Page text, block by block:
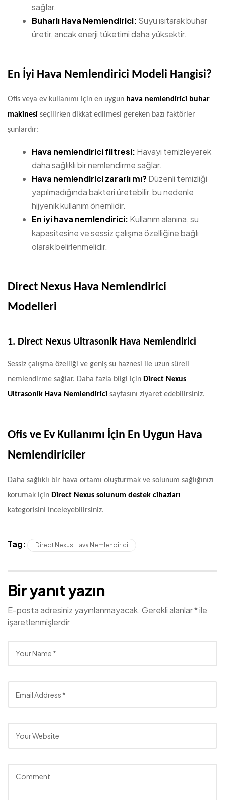
sağlar.
Buharlı Hava Nemlendirici: Suyu ısıtarak buhar
üretir, ancak enerji tüketimi daha yüksektir.
En İyi Hava Nemlendirici Modeli Hangisi?
Ofis veya ev kullanımı için en uygun hava nemlendirici buhar
makinesi seçilirken dikkat edilmesi gereken bazı faktörler
şunlardır:
Hava nemlendirici filtresi: Havayı temizleyerek
daha sağlıklı bir nemlendirme sağlar.
Hava nemlendirici zararlı mı? Düzenli temizliği
yapılmadığında bakteri üretebilir, bu nedenle
hijyenik kullanım önemlidir.
En iyi hava nemlendirici: Kullanım alanına, su
kapasitesine ve sessiz çalışma özelliğine bağlı
olarak belirlenmelidir.
Direct Nexus Hava Nemlendirici
Modelleri
1. Direct Nexus Ultrasonik Hava Nemlendirici
Sessiz çalışma özelliği ve geniş su haznesi ile uzun süreli
nemlendirme sağlar. Daha fazla bilgi için Direct Nexus
Ultrasonik Hava Nemlendirici sayfasını ziyaret edebilirsiniz.
Ofis ve Ev Kullanımı İçin En Uygun Hava
Nemlendiriciler
Daha sağlıklı bir hava ortamı oluşturmak ve solunum sağlığınızı
korumak için Direct Nexus solunum destek cihazları
kategorisini inceleyebilirsiniz.
Tag: Direct Nexus Hava Nemlendirici
Bir yanıt yazın
E-posta adresiniz yayınlanmayacak. Gerekli alanlar*ile
işaretlenmişlerdir